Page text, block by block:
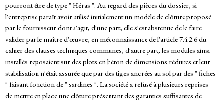
pourront être de type " Héras ". Au regard des pièces du dossier, si
l'entreprise paraît avoir utilisé initialement un modèle de clôture proposé
par le fournisseur dont s'agit, d'une part, elle s'est abstenue de le faire
valider par le maître d'œuvre, en méconnaissance de l'article 7.4.2.6 du
cahier des clauses techniques communes, d'autre part, les modules ainsi
installés reposaient sur des plots en béton de dimensions réduites et leur
stabilisation n'était assurée que par des tiges ancrées au sol par des " fiches
" faisant fonction de " sardines ". La société a refusé à plusieurs reprises
de mettre en place une clôture présentant des garanties suffisantes de